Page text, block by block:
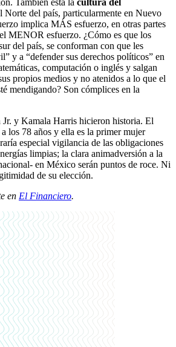
También está la cultura del
Norte del país, particularmente en Nuevo
implica MÁS esfuerzo, en otras partes
MENOR esfuerzo. ¿Cómo es que los
del país, se conforman con que les
y a “defender sus derechos políticos” en
computación o inglés y salgan
propios medios y no atenidos a lo que el
mendigando? Son cómplices en la
Jr. y Kamala Harris hicieron historia. El
los 78 años y ella es la primer mujer
especial vigilancia de las obligaciones
limpias; la clara animadversión a la
en México serán puntos de roce. Ni
de su elección.
en El Financiero.